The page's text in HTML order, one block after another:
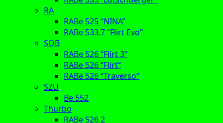
RA
RABe 525 “NINA”
RABe 533.7 “Flirt Evo”
SOB
RABe 526 “Flirt 3”
RABe 526 “Flirt”
RABe 526 “Traverso”
SZU
Be 552
Thurbo
RABe 526.2